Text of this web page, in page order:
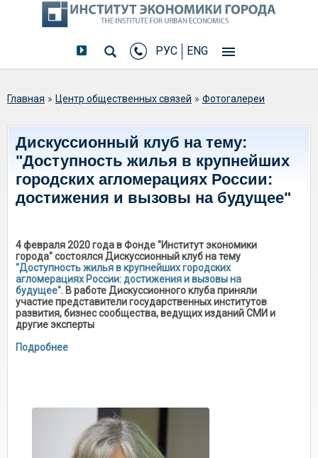
РУС ENG
Вы здесь
Главная » Центр общественных связей » Фотогалереи
Дискуссионный клуб на тему:
"Доступность жилья в крупнейших
городских агломерациях России:
достижения и вызовы на будущее"
4 февраля 2020 года в Фонде "Институт экономики
города" состоялся Дискуссионный клуб на тему
"Доступность жилья в крупнейших городских
агломерациях России: достижения и вызовы на
будущее". В работе Дискуссионного клуба приняли
участие представители государственных институтов
развития, бизнес сообщества, ведущих изданий СМИ и
другие эксперты
Подробнее